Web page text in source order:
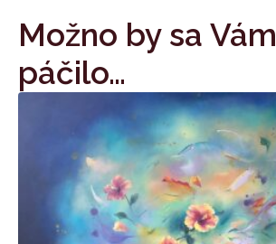
Možno by sa Vám
páčilo…